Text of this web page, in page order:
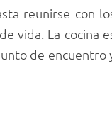
reunirse con
vida. La cocina
de encuentro